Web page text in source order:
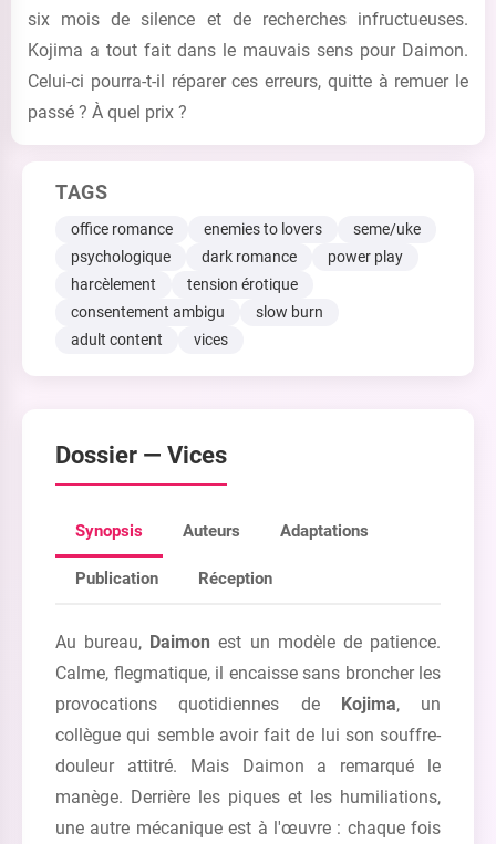
six mois de silence et de recherches infructueuses.
Kojima a tout fait dans le mauvais sens pour Daimon.
Celui-ci pourra-t-il réparer ces erreurs, quitte à remuer le
passé ? À quel prix ?
TAGS
office romance enemies to lovers
seme/uke
psychologique
dark romance
power play
harcèlement
tension érotique
consentement ambigu
slow burn
adult content
vices
Dossier — Vices
Synopsis Auteurs Adaptations
Publication Réception
Au bureau, Daimon est un modèle de patience.
Calme, flegmatique, il encaisse sans broncher les
provocations quotidiennes de Kojima, un
collègue qui semble avoir fait de lui son souffre-
douleur attitré. Mais Daimon a remarqué le
manège. Derrière les piques et les humiliations,
une autre mécanique est à l'œuvre : chaque fois